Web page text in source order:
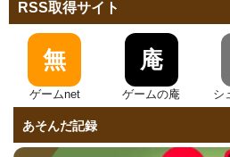
RSS取得サイト
無
ゲームnet
庵
ゲームの庵 シ
あそんだ記録